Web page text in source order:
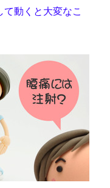
動くと大変なこ